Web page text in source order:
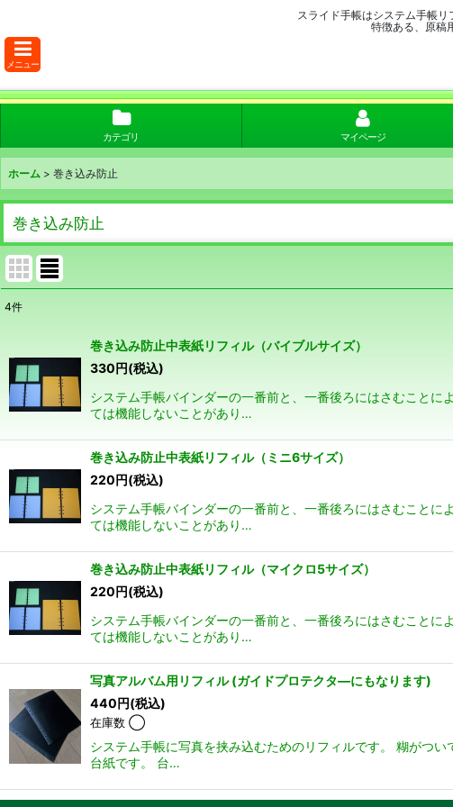
スライド手帳はシステム手帳
特徴ある、原稿
メニュー
カテゴリ マイページ
ホーム > 巻き込み防止
巻き込み防止
並び順:
4件
巻き込み防止中表紙リフィル（バイブルサイズ）
330円(税込)
システム手帳バインダーの一番前と、一番後ろにはさむこと
ては機能しないことがあり…
巻き込み防止中表紙リフィル（ミニ6サイズ）
220円(税込)
システム手帳バインダーの一番前と、一番後ろにはさむこと
ては機能しないことがあり…
巻き込み防止中表紙リフィル（マイクロ5サイズ）
220円(税込)
システム手帳バインダーの一番前と、一番後ろにはさむこと
ては機能しないことがあり…
写真アルバム用リフィル (ガイドプロテクタ―にもなります)
440円(税込)
在庫数 ◯
システム手帳に写真を挟み込むためのリフィルです。 糊がつ
台紙です。 台…